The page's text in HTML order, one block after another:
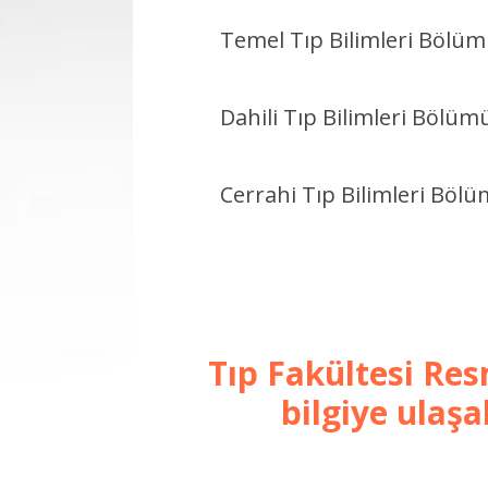
Temel Tıp Bilimleri
Dahili Tıp Bilimleri
Cerrahi Tıp Bilimleri
Tıp Fakültesi
bilgiye